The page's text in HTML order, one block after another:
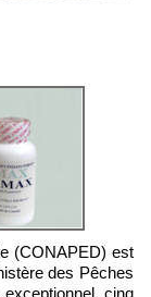
des Pêches